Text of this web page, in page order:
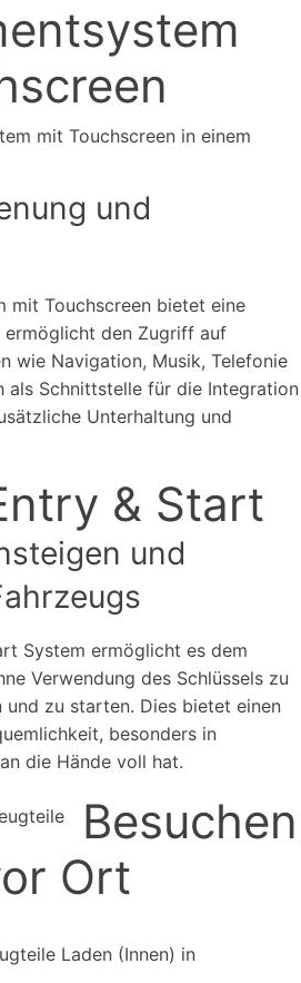
und
mit Touchscreen bietet eine
ermöglicht den Zugriff auf
wie Navigation, Musik, Telefonie
als Schnittstelle für die Integration
Unterhaltung und
& Start
und
System ermöglicht es dem
Verwendung des Schlüssels zu
und zu starten. Dies bietet einen
besonders in
die Hände voll hat.
Besuchen
Ort